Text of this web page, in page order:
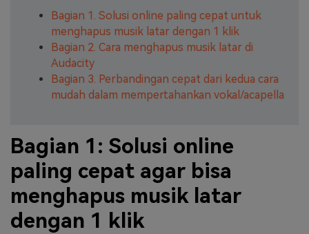
Bagian 1. Solusi online paling cepat untuk
menghapus musik latar dengan 1 klik
Bagian 2. Cara menghapus musik latar di
Audacity
Bagian 3. Perbandingan cepat dari kedua cara
mudah dalam mempertahankan vokal/acapella
Bagian 1: Solusi online
paling cepat agar bisa
menghapus musik latar
dengan 1 klik